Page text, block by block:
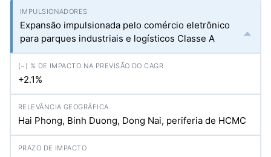
Expansão impulsionada pelo comércio eletrônico
para parques industriais e logísticos Classe A
+2.1%
Hai Phong, Binh Duong, Dong Nai, periferia de HCMC